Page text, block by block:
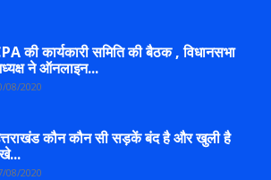
की कार्यकारी समिति की बैठक , विधानसभा
ने ऑनलाइन...
08/2020
कौन कौन सी सड़कें बंद है और खुली है
08/2020